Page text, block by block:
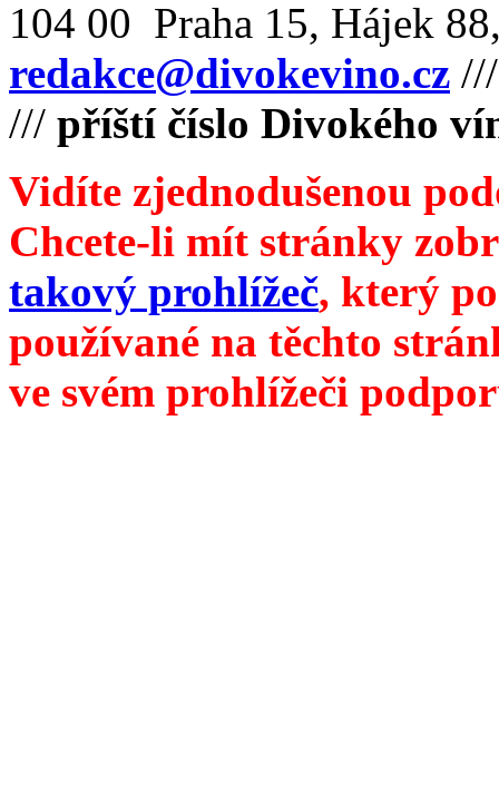
104 00 Praha 15, Hájek
redakce@divokevino.cz
/// příští číslo Divokého
Vidíte zjednodušenou
Chcete-li mít stránky
takový prohlížeč, který
používané na těchto
ve svém prohlížeči